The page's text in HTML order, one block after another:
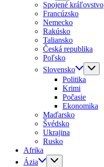
Spojené kráľovstvo
Francúzsko
Nemecko
Rakúsko
Taliansko
Česká republika
Poľsko
Slovensko
Politika
Krimi
Počasie
Ekonomika
Maďarsko
Švédsko
Ukrajina
Rusko
Afrika
Ázia